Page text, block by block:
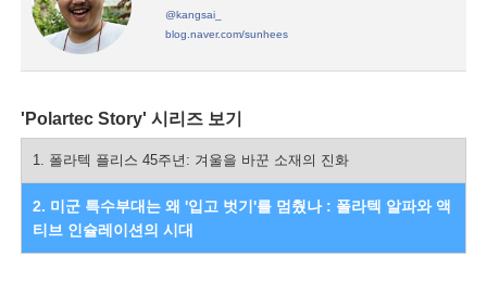
@kangsai_
blog.naver.com/sunhees
'Polartec Story' 시리즈 보기
1. 폴라텍 플리스 45주년: 겨울을 바꾼 소재의 진화
2. 미군 특수부대는 왜 '입고 벗기'를 멈췄나 : 폴라텍 알파와 액
티브 인슐레이션의 시대